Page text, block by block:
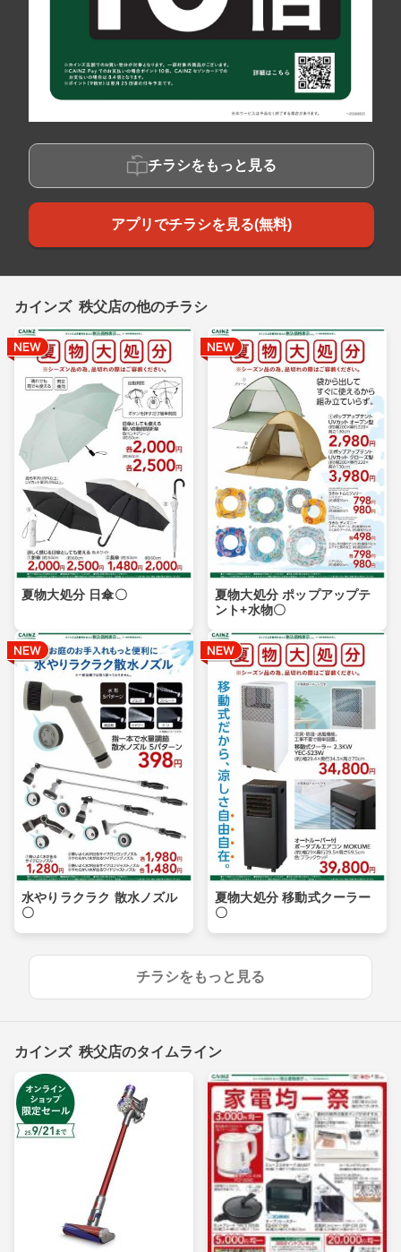
チラシをもっと見る
アプリでチラシを見る(無料)
カインズ 秩父店の他のチラシ
夏物大処分 日傘〇
夏物大処分 ポップアップテ
ント+水物〇
水やりラクラク 散水ノズル
〇
夏物大処分 移動式クーラー
〇
チラシをもっと見る
カインズ 秩父店のタイムライン